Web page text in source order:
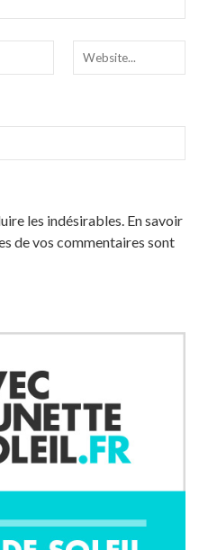
les indésirables. En savoir
de vos commentaires sont